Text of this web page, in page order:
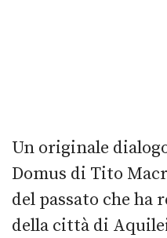
Un originale
Domus di Tito
del passato che ha
della città di